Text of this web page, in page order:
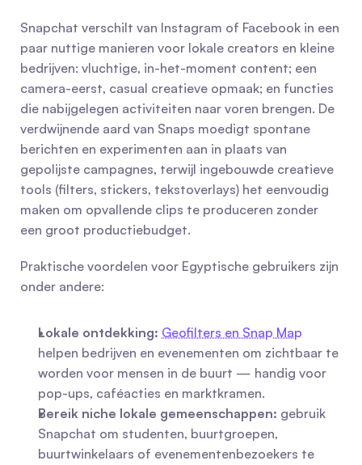
Snapchat verschilt van Instagram of Facebook in een
paar nuttige manieren voor lokale creators en kleine
bedrijven: vluchtige, in-het-moment content; een
camera-eerst, casual creatieve opmaak; en functies
die nabijgelegen activiteiten naar voren brengen. De
verdwijnende aard van Snaps moedigt spontane
berichten en experimenten aan in plaats van
gepolijste campagnes, terwijl ingebouwde creatieve
tools (filters, stickers, tekstoverlays) het eenvoudig
maken om opvallende clips te produceren zonder
een groot productiebudget.
Praktische voordelen voor Egyptische gebruikers zijn
onder andere:
Lokale ontdekking: Geofilters en Snap Map
helpen bedrijven en evenementen om zichtbaar te
worden voor mensen in de buurt — handig voor
pop-ups, caféacties en marktkramen.
Bereik niche lokale gemeenschappen: gebruik
Snapchat om studenten, buurtgroepen,
buurtwinkelaars of evenementenbezoekers te